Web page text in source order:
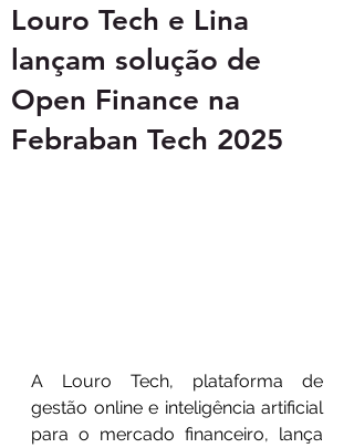
Louro Tech e Lina
lançam solução de
Open Finance na
Febraban Tech 2025
A Louro Tech, plataforma de
gestão online e inteligência artificial
para o mercado financeiro, lança